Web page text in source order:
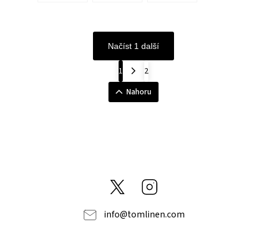
Načíst 1 další
1
2
Nahoru
@tom_linen
info@tomlinen.com